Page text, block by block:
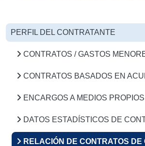
PERFIL DEL CONTRATANTE
CONTRATOS / GASTOS
CONTRATOS BASADOS EN
ENCARGOS A MEDIOS PROPIOS
DATOS ESTADÍSTICOS DE
RELACIÓN DE CONTRATOS DE